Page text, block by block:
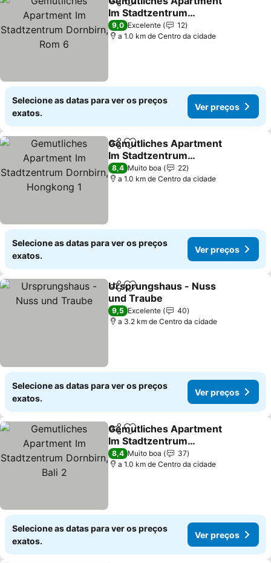
PartilharAdicionar aos favoritos
Im Stadtzentrum
Dornbirn, Rom 6
9,0 Excelente
12
a 1.0 km de Centro da cidade
Selecione as datas para ver os preços
exatos.
Ver preços
PartilharAdicionar aos favoritos
Gemutliches Apartment
Im Stadtzentrum
Dornbirn, Hongkong 1
8,4 Muito boa
22
a 1.0 km de Centro da cidade
Selecione as datas para ver os preços
exatos.
Ver preços
PartilharAdicionar aos favoritos
Ursprungshaus - Nuss
und Traube
9,5 Excelente
40
a 3.2 km de Centro da cidade
Selecione as datas para ver os preços
exatos.
Ver preços
PartilharAdicionar aos favoritos
Gemutliches Apartment
Im Stadtzentrum
Dornbirn, Bali 2
8,4 Muito boa
37
a 1.0 km de Centro da cidade
Selecione as datas para ver os preços
exatos.
Ver preços